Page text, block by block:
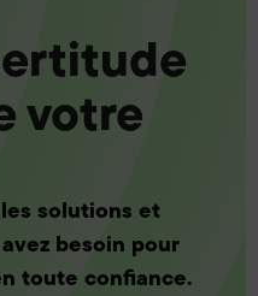
votre
solutions et
besoin pour
toute confiance.